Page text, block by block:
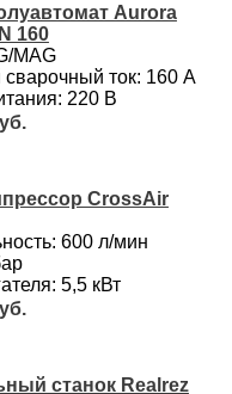
Aurora
160
MAG
ток: 160 А
220 В
CrossAir
600 л/мин
5,5 кВт
станок Realrez